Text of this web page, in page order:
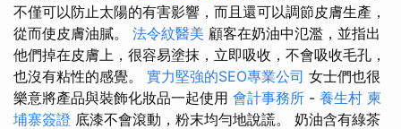
不僅可以防止太陽的有害影響，而且還可以調節皮膚生產，
從而使皮膚油膩。 法令紋醫美 顧客在奶油中氾濫，並指出
他們掉在皮膚上，很容易塗抹，立即吸收，不會吸收毛孔，
也沒有粘性的感覺。 實力堅強的SEO專業公司 女士們也很
樂意將產品與裝飾化妝品一起使用 會計事務所 - 養生村 柬
埔寨簽證 底漆不會滾動，粉末均勻地說謊。 奶油含有綠茶